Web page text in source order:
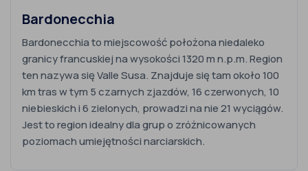
Bardonecchia
Bardonecchia to miejscowość położona niedaleko
granicy francuskiej na wysokości 1320 m n.p.m. Region
ten nazywa się Valle Susa. Znajduje się tam około 100
km tras w tym 5 czarnych zjazdów, 16 czerwonych, 10
niebieskich i 6 zielonych, prowadzi na nie 21 wyciągów.
Jest to region idealny dla grup o zróżnicowanych
poziomach umiejętności narciarskich.